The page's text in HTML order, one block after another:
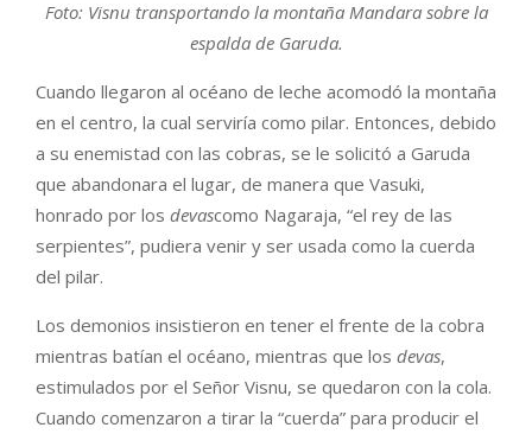
Foto: Visnu transportando la montaña Mandara sobre la
espalda de Garuda.
Cuando llegaron al océano de leche acomodó la montaña
en el centro, la cual serviría como pilar. Entonces, debido
a su enemistad con las cobras, se le solicitó a Garuda
que abandonara el lugar, de manera que Vasuki,
honrado por los devascomo Nagaraja, “el rey de las
serpientes”, pudiera venir y ser usada como la cuerda
del pilar.
Los demonios insistieron en tener el frente de la cobra
mientras batían el océano, mientras que los devas,
estimulados por el Señor Visnu, se quedaron con la cola.
Cuando comenzaron a tirar la “cuerda” para producir el